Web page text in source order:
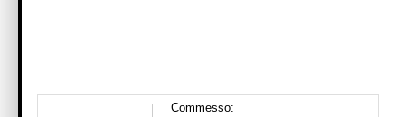
acqua calda:
Numero di
2
Commesso: